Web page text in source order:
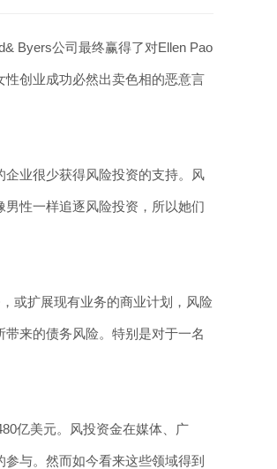
Byers公司最终赢得了对Ellen Pao
创业成功必然出卖色相的恶意言
业很少获得风险投资的支持。风
性一样追逐风险投资，所以她们
或扩展现有业务的商业计划，风险
来的债务风险。特别是对于一名
亿美元。风投资金在媒体、广
与。然而如今看来这些领域得到